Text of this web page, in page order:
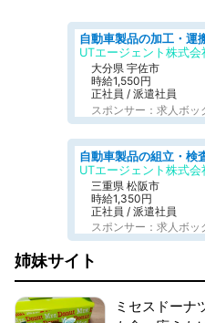
大分県 宇佐市
時給1,550円
正社員 / 派遣社員
スポンサー：求人ボッ
UTエージェント株式
三重県 松阪市
時給1,350円
正社員 / 派遣社員
スポンサー：求人ボッ
姉妹サイト
ミセスドーナ